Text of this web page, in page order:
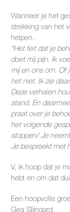
Wanneer je het
strekking van het
helpen.
“Het feit dat je
doet mij pijn. Ik
mij en ons om. Of
het niet. Ik zie
Deze verhalen
stand. En
praat over je
het volgende
stoppen/ Je
Je bespreekt met
V, ik hoop dat je
hebt en om dat
Een hoopvolle
Gea Slijngard